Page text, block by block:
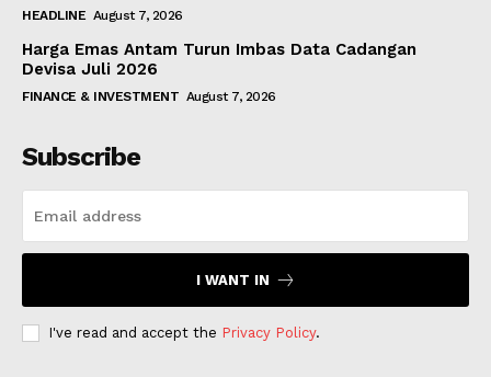
HEADLINE August 7, 2026
Harga Emas Antam Turun Imbas Data Cadangan
Devisa Juli 2026
FINANCE & INVESTMENT August 7, 2026
Subscribe
I WANT IN
I've read and accept the Privacy Policy.